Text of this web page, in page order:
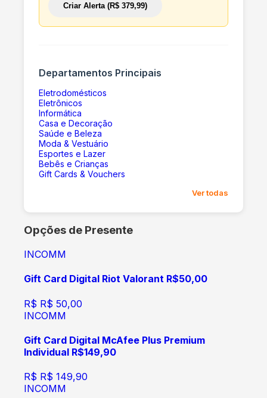
Criar Alerta (R$ 379,99)
Departamentos Principais
Eletrodomésticos
Eletrônicos
Informática
Casa e Decoração
Saúde e Beleza
Moda & Vestuário
Esportes e Lazer
Bebês e Crianças
Gift Cards & Vouchers
Ver todas
Opções de Presente
INCOMM
Gift Card Digital Riot Valorant R$50,00
R$ R$ 50,00
INCOMM
Gift Card Digital McAfee Plus Premium
Individual R$149,90
R$ R$ 149,90
INCOMM